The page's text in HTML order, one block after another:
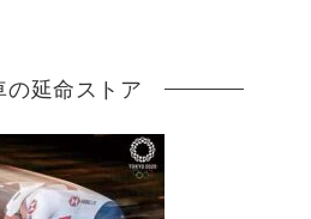
の延命ストア